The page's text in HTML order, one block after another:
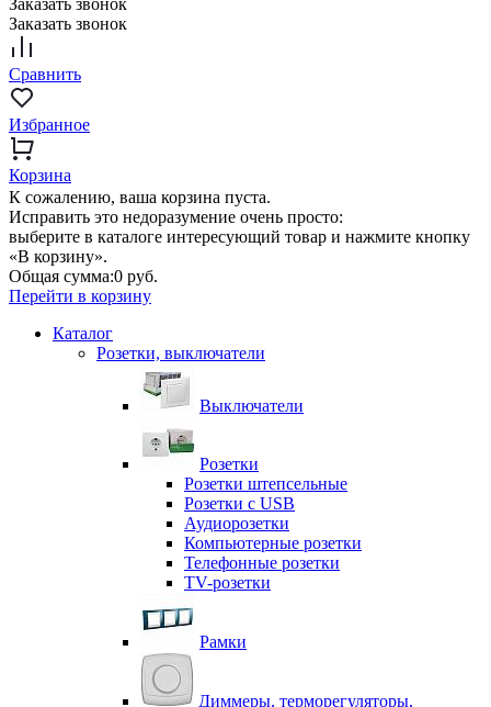
Заказать звонок
Заказать звонок
Сравнить
Избранное
Корзина
К сожалению, ваша корзина пуста.
Исправить это недоразумение очень просто:
выберите в каталоге интересующий товар и нажмите кнопку
«В корзину».
Общая сумма:0 руб.
Перейти в корзину
Каталог
Розетки, выключатели
Выключатели
Розетки
Розетки штепсельные
Розетки с USB
Аудиорозетки
Компьютерные розетки
Телефонные розетки
TV-розетки
Рамки
Диммеры, терморегуляторы,